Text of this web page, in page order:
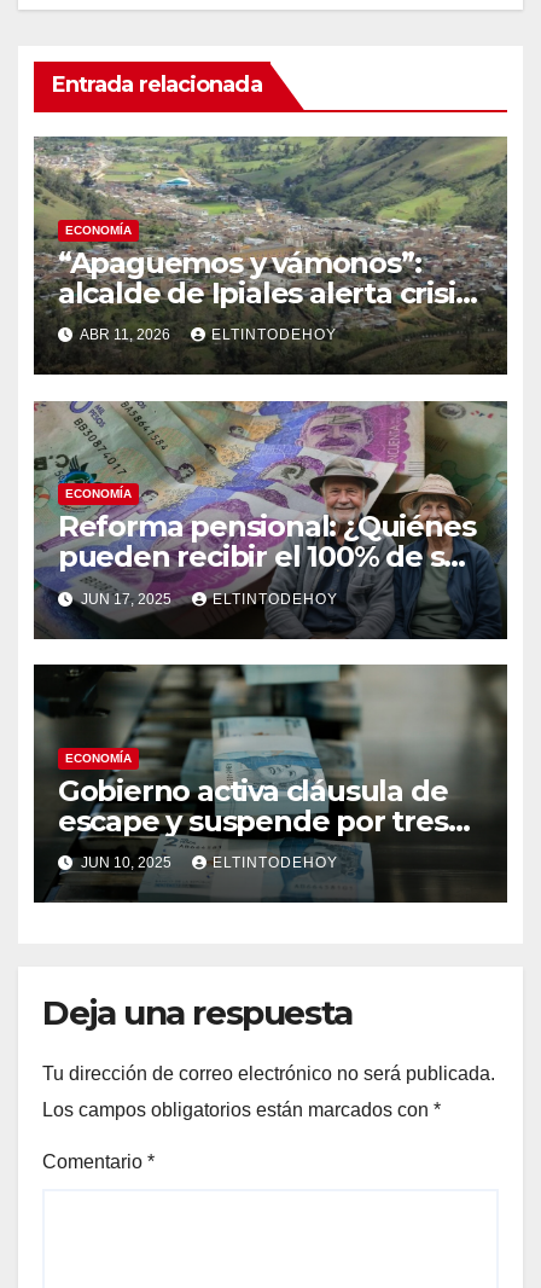
Entrada relacionada
ECONOMÍA
“Apaguemos y vámonos”:
alcalde de Ipiales alerta crisis
histórica en frontera con
Ecuador
ABR 11, 2026 ELTINTODEHOY
ECONOMÍA
Reforma pensional: ¿Quiénes
pueden recibir el 100% de su
pensión si retiran sus
aportes?
JUN 17, 2025 ELTINTODEHOY
ECONOMÍA
Gobierno activa cláusula de
escape y suspende por tres
años la regla fiscal
JUN 10, 2025 ELTINTODEHOY
Deja una respuesta
Tu dirección de correo electrónico no será publicada.
Los campos obligatorios están marcados con *
Comentario *